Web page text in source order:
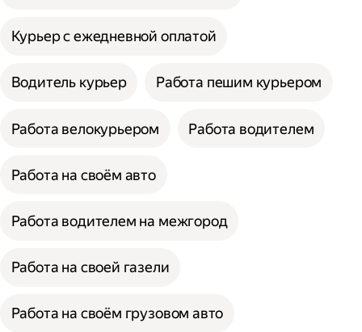
Курьер с ежедневной оплатой
Водитель курьер Работа пешим курьером
Работа велокурьером Работа водителем
Работа на своём авто
Работа водителем на межгород
Работа на своей газели
Работа на своём грузовом авто